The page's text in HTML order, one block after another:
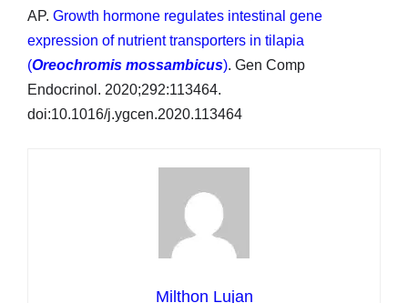
AP. Growth hormone regulates intestinal gene
expression of nutrient transporters in tilapia
(Oreochromis mossambicus). Gen Comp
Endocrinol. 2020;292:113464.
doi:10.1016/j.ygcen.2020.113464
Milthon Lujan